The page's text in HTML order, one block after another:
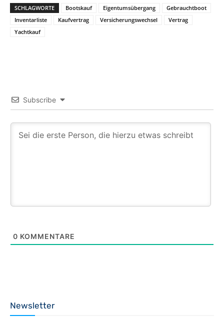
SCHLAGWORTE Bootskauf Eigentumsübergang
Gebrauchtboot
Inventarliste
Kaufvertrag Versicherungswechsel
Vertrag
Yachtkauf
Subscribe
0 KOMMENTARE
Newsletter